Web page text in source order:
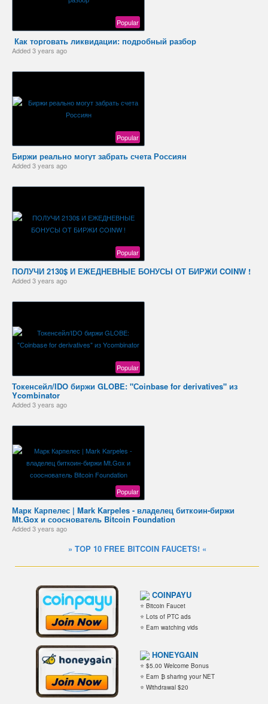
Popular
️ Как торговать ликвидации: подробный разбор
Added3 years ago
Popular
Биржи реально могут забрать счета Россиян
Added3 years ago
Popular
ПОЛУЧИ 2130$ И ЕЖЕДНЕВНЫЕ БОНУСЫ ОТ БИРЖИ COINW !
Added3 years ago
Popular
Токенсейл/IDO биржи GLOBE: "Сoinbase for derivatives" из
Ycombinator
Added3 years ago
Popular
Марк Карпелес | Mark Karpeles - владелец биткоин-биржи
Mt.Gox и сооснователь Bitcoin Foundation
Added3 years ago
» TOP 10 FREE BITCOIN FAUCETS! «
COINPAYU
⭐ Bitcoin Faucet
⭐ Lots of PTC ads
⭐ Earn watching vids
HONEYGAIN
⭐ $5.00 Welcome Bonus
⭐ Earn ₿ sharing your NET
⭐ Withdrawal $20